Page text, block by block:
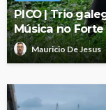
PICO | Trio
Música no Forte
Mauricio De Jesus